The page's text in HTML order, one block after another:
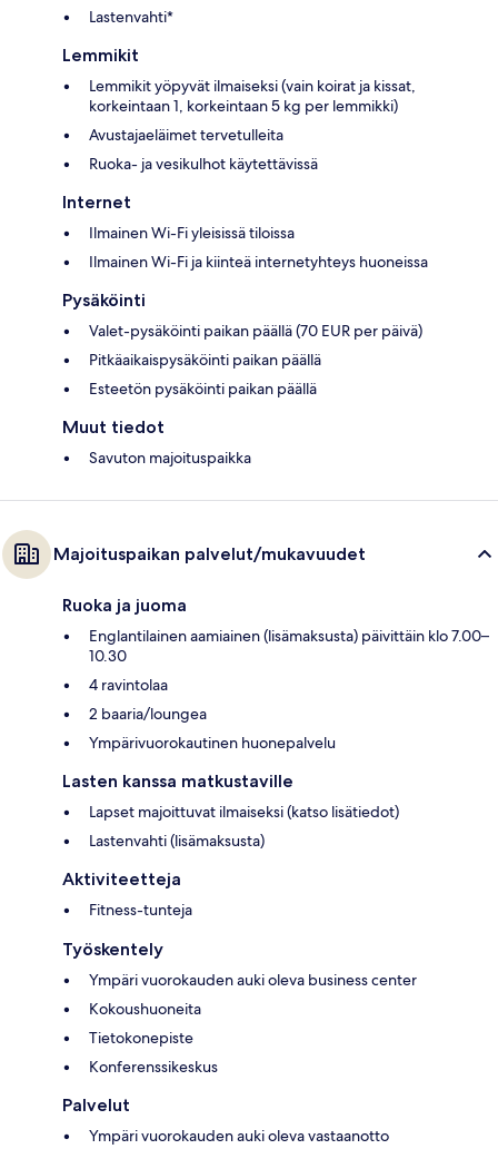
Lastenvahti*
Lemmikit
Lemmikit yöpyvät ilmaiseksi (vain koirat ja kissat,
korkeintaan 1, korkeintaan 5 kg per lemmikki)
Avustajaeläimet tervetulleita
Ruoka- ja vesikulhot käytettävissä
Internet
Ilmainen Wi-Fi yleisissä tiloissa
Ilmainen Wi-Fi ja kiinteä internetyhteys huoneissa
Pysäköinti
Valet-pysäköinti paikan päällä (70 EUR per päivä)
Pitkäaikaispysäköinti paikan päällä
Esteetön pysäköinti paikan päällä
Muut tiedot
Savuton majoituspaikka
Majoituspaikan palvelut/mukavuudet
Ruoka ja juoma
Englantilainen aamiainen (lisämaksusta) päivittäin klo 7.00–
10.30
4 ravintolaa
2 baaria/loungea
Ympärivuorokautinen huonepalvelu
Lasten kanssa matkustaville
Lapset majoittuvat ilmaiseksi (katso lisätiedot)
Lastenvahti (lisämaksusta)
Aktiviteetteja
Fitness-tunteja
Työskentely
Ympäri vuorokauden auki oleva business center
Kokoushuoneita
Tietokonepiste
Konferenssikeskus
Palvelut
Ympäri vuorokauden auki oleva vastaanotto